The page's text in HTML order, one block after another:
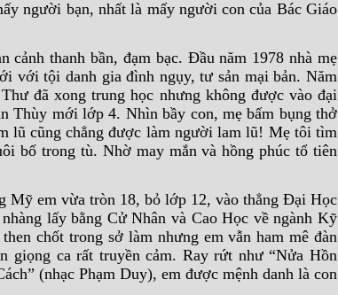
người bạn, nhất là mấy người con của Bác Giáo
thanh bần, đạm bạc. Đầu năm 1978 nhà mẹ
với tội danh gia đình ngụy, tư sản mại bản. Năm
đã xong trung học nhưng không được vào đại
Thùy mới lớp 4. Nhìn bầy con, mẹ bấm bụng thở
lũ cũng chẳng được làm người lam lũ! Mẹ tôi tìm
bố trong tù. Nhờ may mắn và hồng phúc tổ tiên
Mỹ em vừa tròn 18, bỏ lớp 12, vào thẳng Đại Học
lấy bằng Cử Nhân và Cao Học về ngành Kỹ
chốt trong sở làm nhưng em vẫn ham mê đàn
giọng ca rất truyền cảm. Ray rứt như “Nửa Hồn
(nhạc Phạm Duy), em được mệnh danh là con